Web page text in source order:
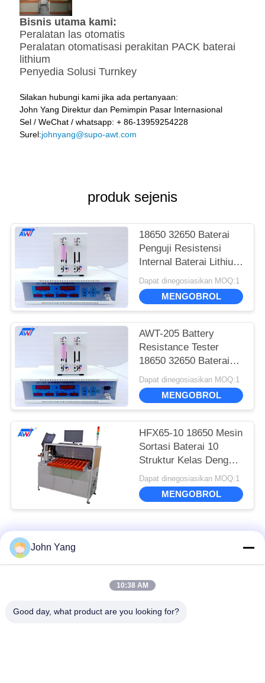
Bisnis utama kami:
Peralatan las otomatis
Peralatan otomatisasi perakitan PACK baterai
lithium
Penyedia Solusi Turnkey
Silakan hubungi kami jika ada pertanyaan:
John Yang Direktur dan Pemimpin Pasar Internasional
Sel / WeChat / whatsapp: + 86-13959254228
Surel:johnyang@supo-awt.com
produk sejenis
18650 32650 Baterai
Penguji Resistensi
Internal Baterai Lithium
Sel Tegangan IR Tester
Dapat dinegosiasikan MOQ:1
MENGOBROL
AWT-205 Battery
Resistance Tester
18650 32650 Baterai
Lithium Sel Tegangan
IR Tester
Dapat dinegosiasikan MOQ:1
MENGOBROL
HFX65-10 18650 Mesin
Sortasi Baterai 10
Struktur Kelas Dengan
Fungsi Alarm Penuh
Dapat dinegosiasikan MOQ:1
MENGOBROL
Bad Request
18650 Baterai Spot
John Yang
10:38 AM
Good day, what product are you looking for?